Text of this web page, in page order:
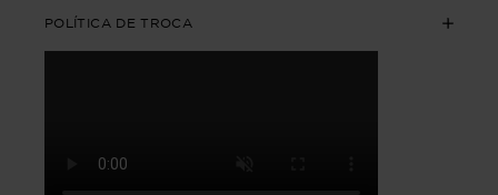
POLÍTICA DE TROCA